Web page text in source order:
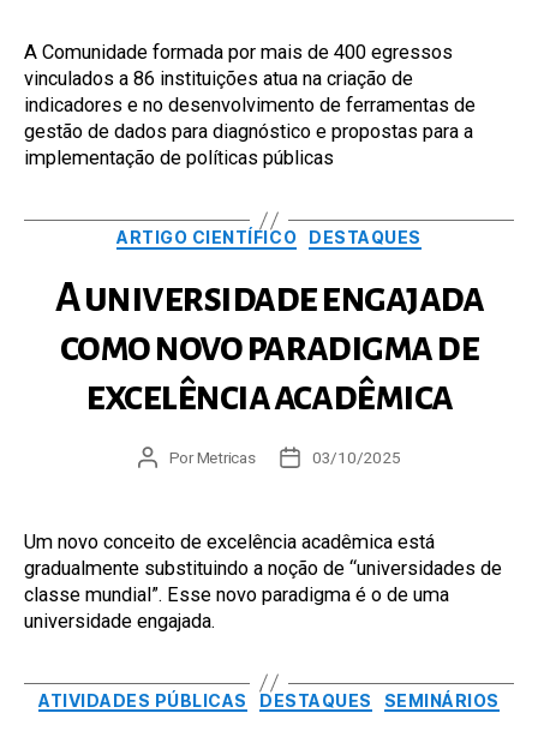
A Comunidade formada por mais de 400 egressos
vinculados a 86 instituições atua na criação de
indicadores e no desenvolvimento de ferramentas de
gestão de dados para diagnóstico e propostas para a
implementação de políticas públicas
Categorias
ARTIGO CIENTÍFICO DESTAQUES
A universidade engajada
como novo paradigma de
excelência acadêmica
AutorPorMetricas
Data03/10/2025
Um novo conceito de excelência acadêmica está
gradualmente substituindo a noção de “universidades de
classe mundial”. Esse novo paradigma é o de uma
universidade engajada.
Categorias
ATIVIDADES PÚBLICAS DESTAQUES SEMINÁRIOS